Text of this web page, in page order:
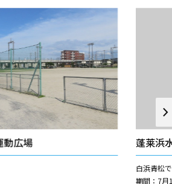
動広場 蓬莱浜
白浜青松
期間：7月